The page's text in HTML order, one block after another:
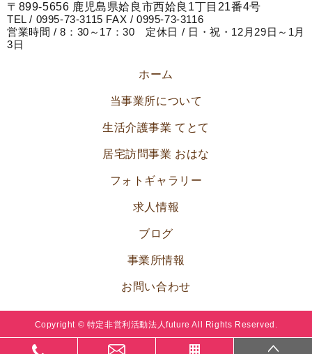
〒899-5656 鹿児島県姶良市西姶良1丁目21番4号
TEL / 0995-73-3115 FAX / 0995-73-3116
営業時間 / 8：30～17：30 定休日 / 日・祝・12月29日～1月
3日
ホーム
当事業所について
生活介護事業 てとて
居宅訪問事業 おはな
フォトギャラリー
求人情報
ブログ
事業所情報
お問い合わせ
Copyright © 特定非営利活動法人future All Rights Reserved.